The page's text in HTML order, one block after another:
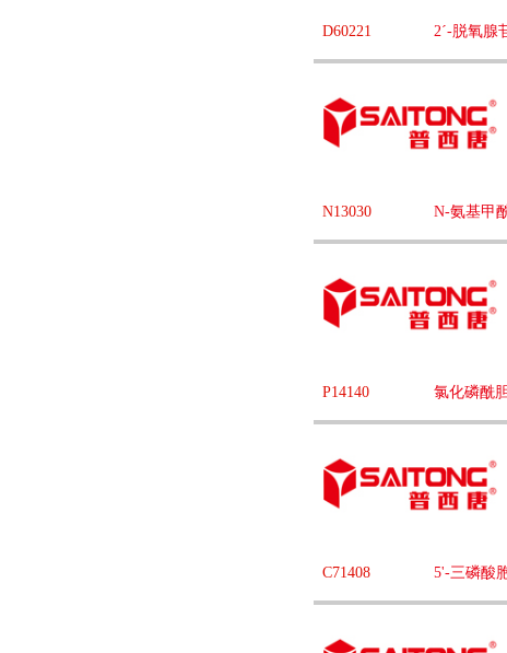
D60221 2ˊ-脱氧腺
N13030 N-氨基甲
P14140 氯化磷酰
C71408 5'-三磷酸